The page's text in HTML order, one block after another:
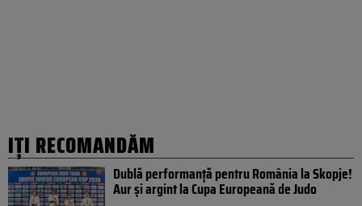
IȚI RECOMANDĂM
Dublă performanță pentru România la Skopje!
Aur și argint la Cupa Europeană de Judo